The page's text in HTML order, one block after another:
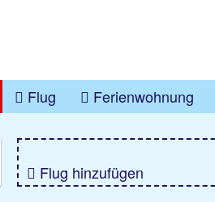
Ligurien Savona
Flug Ferienwohnung
Flug hinzufügen